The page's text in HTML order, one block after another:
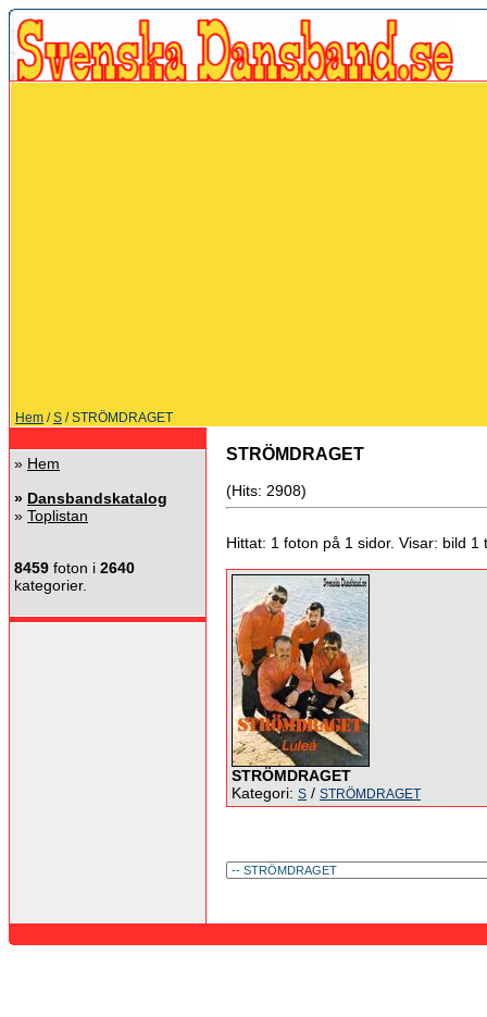
Hem /S / STRÖMDRAGET
» Hem
» Dansbandskatalog
» Toplistan
8459 foton i 2640
kategorier.
STRÖMDRAGET
(Hits: 2908)
Hittat: 1 foton på 1 sidor. Visar: bild 1
STRÖMDRAGET
Kategori: S / STRÖMDRAGET